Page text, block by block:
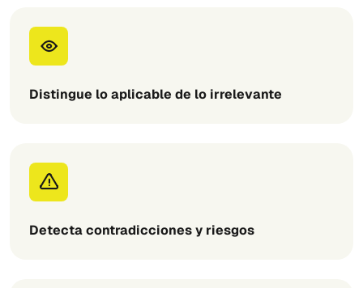
Distingue lo aplicable de lo irrelevante
Detecta contradicciones y riesgos